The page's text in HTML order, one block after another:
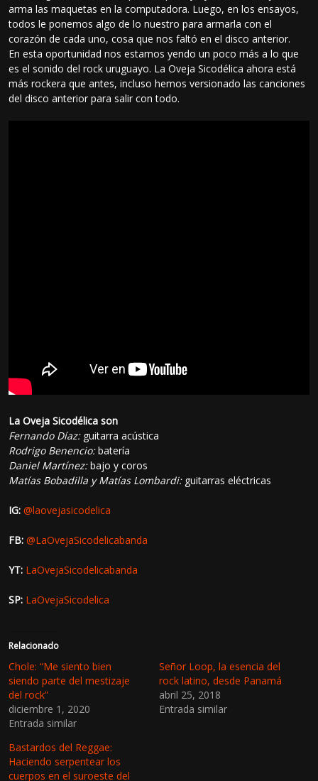
arma las maquetas en la computadora. Luego, en los ensayos,
todos le ponemos algo de lo nuestro para armarla con el
corazón de cada uno, cosa que nos faltó en el disco anterior.
En esta oportunidad nos estamos yendo un poco más a lo que
es el sonido del rock uruguayo. La Oveja Sicodélica ahora está
más rockera que antes, incluso hemos versionado las canciones
del disco anterior para salir con todo.
La Oveja Sicodélica son
Fernando Díaz:guitarra acústica
Rodrigo Benencio:batería
Daniel Martínez:bajo y coros
Matías Bobadilla y Matías Lombardi:guitarras eléctricas
IG: @laovejasicodelica
FB: @LaOvejaSicodelicabanda
YT: LaOvejaSicodelicabanda
SP: LaOvejaSicodelica
Relacionado
Chole: “Me siento bien
siendo parte del mestizaje
del rock”
diciembre 1, 2020
Entrada similar
Señor Loop, la esencia del
rock latino, desde Panamá
abril 25, 2018
Entrada similar
Bastardos del Reggae:
Haciendo serpentear los
cuerpos en el suroeste del